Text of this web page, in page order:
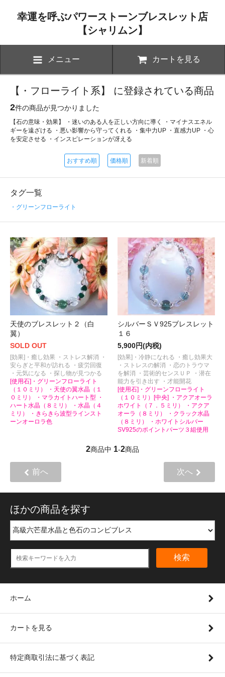
幸運を呼ぶパワーストーンブレスレット店
【シャリムン】
メニュー カートを見る
【・フローライト系】 に登録されている商品
2件の商品が見つかりました
【石の意味・効果】 ・迷いのある人を正しい方向に導く ・マイナスエネル
ギーを遠ざける ・悪い影響から守ってくれる ・集中力UP ・直感力UP ・心
を安定させる ・インスピレーションが冴える
おすすめ順 価格順 新着順
タグ一覧
・グリーンフローライト
天使のブレスレット２（白
翼）
SOLD OUT
[効果]・癒し効果 ・ストレス解消 ・
安らぎと平和が訪れる ・疲労回復
・元気になる ・探し物が見つかる
[使用石]・グリーンフローライト
（１０ミリ） ・天使の翼水晶（１
０ミリ） ・マラカイトハート型 ・
ハート水晶（８ミリ） ・水晶（４
ミリ） ・きらきら波型ラインスト
ーンオーロラ色
シルバーＳＶ925ブレスレット
１６
5,900円(内税)
[効果]・冷静になれる ・癒し効果大
・ストレスの解消 ・恋のトラウマ
を解消 ・芸術的センスＵＰ ・潜在
能力を引き出す ・才能開花
[使用石]・グリーンフローライト
（１０ミリ）[中央] ・アクアオーラ
ホワイト（７．５ミリ） ・アクア
オーラ（８ミリ） ・クラック水晶
（８ミリ） ・ホワイトシルバー
SV925のポイントパーツ３組使用
2商品中 1-2商品
前へ 次へ
ほかの商品を探す
検索
ホーム
カートを見る
特定商取引法に基づく表記